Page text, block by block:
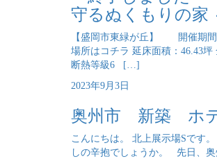
守るぬくもりの家
【盛岡市東緑が丘】 開催期間
場所はコチラ 延床面積：46.43
断熱等級6 […]
2023年9月3日
奥州市 新築 ホ
こんにちは。 北上展示場Sです
しの辛抱でしょうか。 先日、